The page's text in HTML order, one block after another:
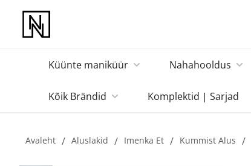
Küünte maniküür Nahahooldus
Kõik Brändid Komplektid | Sarjad
Avaleht / Aluslakid / Imenka Et / Kummist Alus /